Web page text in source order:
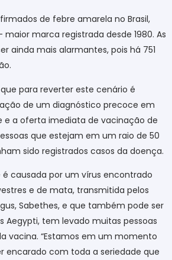
de febre amarela no Brasil,
marca registrada desde 1980. As
ainda mais alarmantes, pois há 751
para reverter este cenário é
de um diagnóstico precoce em
e a oferta imediata de vacinação de
que estejam em um raio de 50
sido registrados casos da doença.
causada por um vírus encontrado
e de mata, transmitida pelos
Sabethes, e que também pode ser
Aegypti, tem levado muitas pessoas
vacina. “Estamos em um momento
encarado com toda a seriedade que